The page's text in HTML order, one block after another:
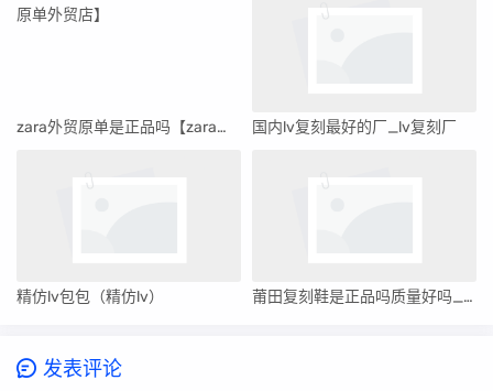
zara外贸原单是正品吗【zara原单外贸店】 国内lv复刻最好的厂_lv复刻厂
精仿lv包包（精仿lv） 莆田复刻鞋是正品吗质量好吗_莆田安福电商城2815号档口
发表评论